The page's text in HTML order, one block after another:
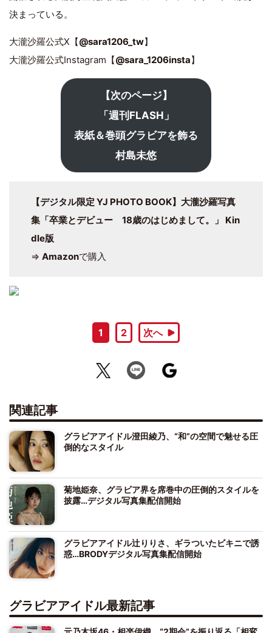
決まっている。
大瀧沙羅公式X【@sara1206_tw】
大瀧沙羅公式Instagram【@sara_1206insta】
【次のページ】
「週刊FLASH」
表紙＆巻頭グラビアを飾る
村島未悠
【デジタル限定 YJ PHOTO BOOK】大瀧沙羅写真
集「卒業とデビュー 18歳のはじめまして。」 Kin
dle版
⇒ Amazonで購入
1 2 次へ
関連記事
グラビアアイドル澄田綾乃、“和”の空間で魅せる圧
倒的なスタイル
菊地姫奈、グラビア界を席巻中の圧倒的スタイルを
披露…デジタル写真集配信開始
グラビアアイドル辻りりさ、ギラついたビキニで誘
惑…BRODYデジタル写真集配信開始
グラビアアイドル最新記事